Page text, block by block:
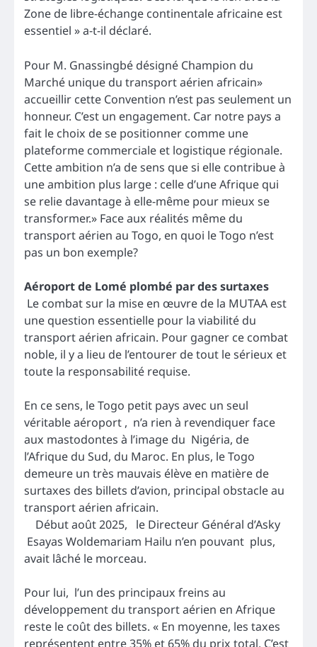
Zone de libre-échange continentale africaine est
essentiel » a-t-il déclaré.
Pour M. Gnassingbé désigné Champion du
Marché unique du transport aérien africain»
accueillir cette Convention n’est pas seulement un
honneur. C’est un engagement. Car notre pays a
fait le choix de se positionner comme une
plateforme commerciale et logistique régionale.
Cette ambition n’a de sens que si elle contribue à
une ambition plus large : celle d’une Afrique qui
se relie davantage à elle-même pour mieux se
transformer.» Face aux réalités même du
transport aérien au Togo, en quoi le Togo n’est
pas un bon exemple?
Aéroport de Lomé plombé par des surtaxes
Le combat sur la mise en œuvre de la MUTAA est
une question essentielle pour la viabilité du
transport aérien africain. Pour gagner ce combat
noble, il y a lieu de l’entourer de tout le sérieux et
toute la responsabilité requise.
En ce sens, le Togo petit pays avec un seul
véritable aéroport , n’a rien à revendiquer face
aux mastodontes à l’image du Nigéria, de
l’Afrique du Sud, du Maroc. En plus, le Togo
demeure un très mauvais élève en matière de
surtaxes des billets d’avion, principal obstacle au
transport aérien africain.
Début août 2025, le Directeur Général d’Asky
Esayas Woldemariam Hailu n’en pouvant plus,
avait lâché le morceau.
Pour lui, l’un des principaux freins au
développement du transport aérien en Afrique
reste le coût des billets. « En moyenne, les taxes
représentent entre 35% et 65% du prix total. C’est